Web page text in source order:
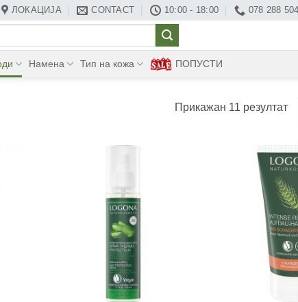
ЛОКАЦИЈА CONTACT 10:00 - 18:00 078 288 504
Намена Тип на кожа ПОПУСТИ
Прикажан 11 резултат